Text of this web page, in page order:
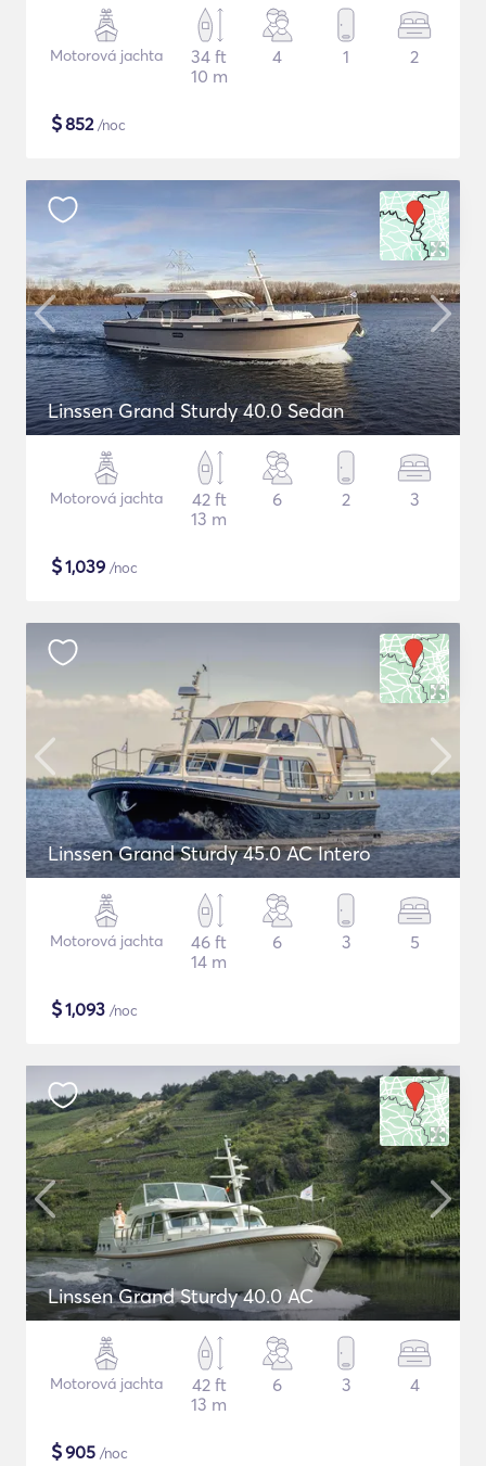
Motorová jachta
34 ft
10 m
4 1 2
$852/noc
Linssen Grand Sturdy 40.0 Sedan
Motorová jachta
42 ft
13 m
6 2 3
$1,039 /noc
Linssen Grand Sturdy 45.0 AC Intero
Motorová jachta
46 ft
14 m
6 3 5
$1,093 /noc
Linssen Grand Sturdy 40.0 AC
Motorová jachta
42 ft
13 m
6 3 4
$905 /noc